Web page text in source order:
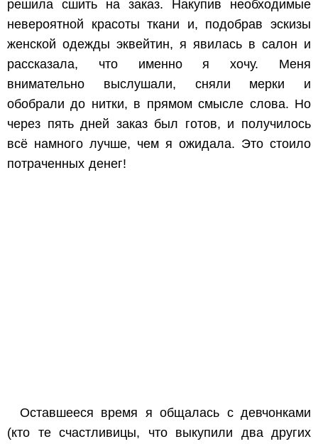
решила сшить на заказ. Накупив необходимые
невероятной красоты ткани и, подобрав эскизы
женской одежды эквейтин, я явилась в салон и
рассказала, что именно я хочу. Меня
внимательно выслушали, сняли мерки и
обобрали до нитки, в прямом смысле слова. Но
через пять дней заказ был готов, и получилось
всё намного лучше, чем я ожидала. Это стоило
потраченных денег!
Оставшееся время я общалась с девчонками
(кто те счастливицы, что выкупили два других